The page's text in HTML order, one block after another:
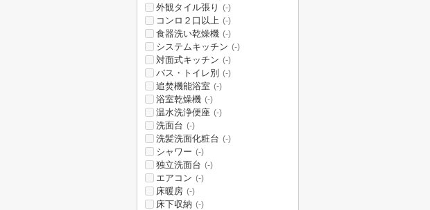
外観タイル張り (-)
コンロ２口以上 (-)
食器洗い乾燥機 (-)
システムキッチン (-)
対面式キッチン (-)
バス・トイレ別 (-)
追焚機能浴室 (-)
浴室乾燥機 (-)
温水洗浄便座 (-)
洗面台 (-)
洗髪洗面化粧台 (-)
シャワー (-)
独立洗面台 (-)
エアコン (-)
床暖房 (-)
床下収納 (-)